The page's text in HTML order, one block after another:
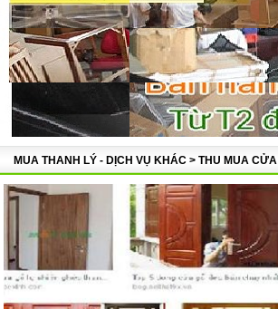
Giới thiệu
MUA THANH LÝ - DỊCH VỤ KHÁC > THU MUA